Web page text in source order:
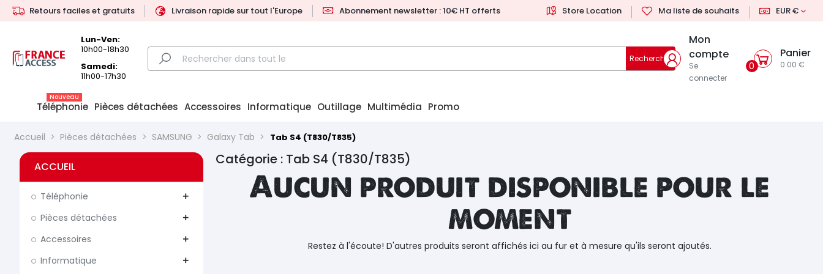
Retours faciles et gratuits Livraison rapide sur tout l'Europe Abonnement newsletter : 10€ HT offerts Store Location Ma liste de souhaits EUR €
Lun-Ven:
10h00-18h30
Samedi:
11h00-17h30
Rechercher
Mon
compte
Se
connecter
0
Panier
0.00 €
Téléphonie
Nouveau
Pièces détachées Accessoires Informatique Outillage Multimédia Promo
Accueil Pièces détachées SAMSUNG Galaxy Tab Tab S4 (T830/T835)
ACCUEIL
Téléphonie add
Pièces détachées add
Accessoires add
Informatique add
Catégorie : Tab S4 (T830/T835)
Aucun produit disponible pour le
moment
Restez à l'écoute! D'autres produits seront affichés ici au fur et à mesure qu'ils seront ajoutés.